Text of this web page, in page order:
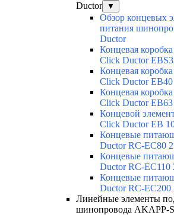
Ductor
▼
Обзор концевых
питания
Ductor
Концевая
Click Ductor
Концевая
Click Ductor EB40
Концевая
Click Ductor EB63
Концевой
Click Ductor EB
Концевые
Ductor RC-EC80
Концевые
Ductor RC-EC110
Концевые
Ductor RC-EC200
Линейные элементы
шинопровода AKAPP-